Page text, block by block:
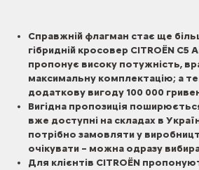
Справжній флагман стає ще
гібридній кросовер CITROЁN C5
пропонує високу потужність,
максимальну комплектацію; а
додаткову вигоду 100 000
Вигідна пропозиція
вже доступні на складах в
потрібно замовляти у
очікувати – можна одразу
Для клієнтів CITROЁN